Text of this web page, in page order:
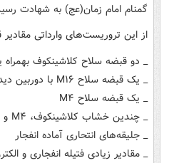
گمنام امام زمان(عج) به شهادت
از این تروریست‌های وارداتی
_ دو قبضه سلاح کلاشینکوف بهمراه
_ یک قبضه سلاح M۱۶ با دوربین دید در شب
_ یک قبضه سلاح M۴
_ چندین خشاب کلاشینکوف، M۴ و M۱۶
_ جلیقه‌های انتحاری آماده انفجار
_ مقادیر زیادی فتیله انفجاری و